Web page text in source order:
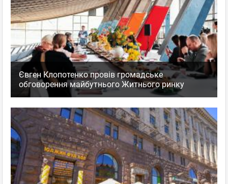
Євген Клопотенко провів громадське
обговорення майбутнього Житнього ринку